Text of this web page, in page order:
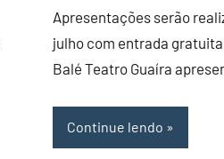
Apresentações serão
julho com entrada gratuita
Balé Teatro Guaíra
Continue lendo